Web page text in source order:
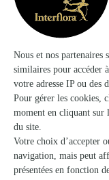
★4.1 (40)
27, rue des Muriers